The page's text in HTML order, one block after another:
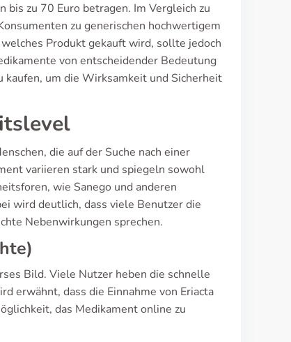
zu 70 Euro betragen. Im Vergleich zu
zu generischen hochwertigem
Produkt gekauft wird, sollte jedoch
von entscheidender Bedeutung
um die Wirksamkeit und Sicherheit
die auf der Suche nach einer
variieren stark und spiegeln sowohl
wie Sanego und anderen
wird deutlich, dass viele Benutzer die
Nebenwirkungen sprechen.
Bild. Viele Nutzer heben die schnelle
erwähnt, dass die Einnahme von Eriacta
das Medikament online zu